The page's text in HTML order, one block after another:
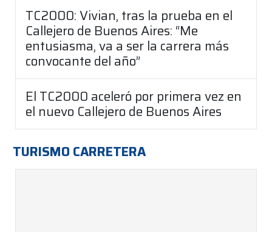
TC2000: Vivian, tras la prueba en el
Callejero de Buenos Aires: “Me
entusiasma, va a ser la carrera más
convocante del año”
El TC2000 aceleró por primera vez en
el nuevo Callejero de Buenos Aires
TURISMO CARRETERA